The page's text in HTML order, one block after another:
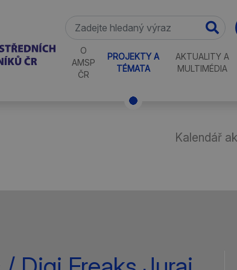
O
AMSP
ČR
PROJEKTY A
TÉMATA
AKTUALITY A
MULTIMÉDIA
Kalendář